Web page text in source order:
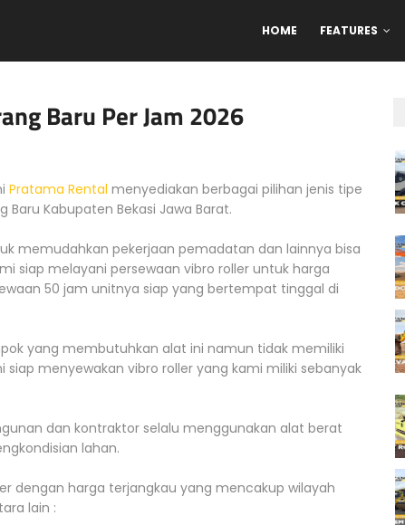
HOME FEATURES
Baru Per Jam 2026
Pratama Rental menyediakan berbagai pilihan jenis tipe
Kabupaten Bekasi Jawa Barat.
memudahkan pekerjaan pemadatan dan lainnya bisa
siap melayani persewaan vibro roller untuk harga
50 jam unitnya siap yang bertempat tinggal di
yang membutuhkan alat ini namun tidak memiliki
menyewakan vibro roller yang kami miliki sebanyak
dan kontraktor selalu menggunakan alat berat
lahan.
dengan harga terjangkau yang mencakup wilayah
lain :